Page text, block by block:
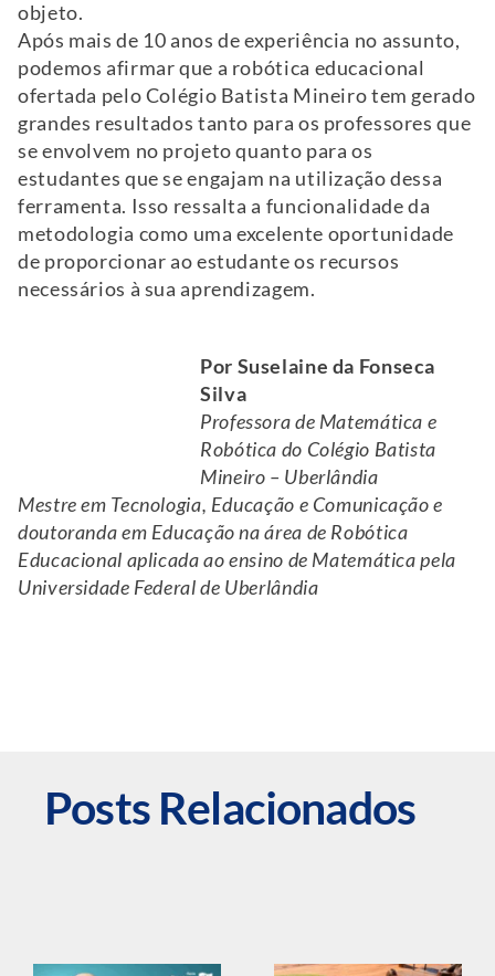
objeto.
Após mais de 10 anos de experiência no assunto,
podemos afirmar que a robótica educacional
ofertada pelo Colégio Batista Mineiro tem gerado
grandes resultados tanto para os professores que
se envolvem no projeto quanto para os
estudantes que se engajam na utilização dessa
ferramenta. Isso ressalta a funcionalidade da
metodologia como uma excelente oportunidade
de proporcionar ao estudante os recursos
necessários à sua aprendizagem.
Por Suselaine da Fonseca Silva
Professora de Matemática e Robótica do Colégio
Batista Mineiro – Uberlândia
Mestre em Tecnologia, Educação e Comunicação e
doutoranda em Educação na área de Robótica
Educacional aplicada ao ensino de Matemática pela
Universidade Federal de Uberlândia